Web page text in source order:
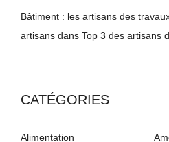
Bâtiment : les artisans des
artisans dans Top 3 des artisans
CATÉGORIES
Alimentation